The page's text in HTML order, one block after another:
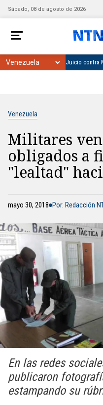
Sábado, 08 de agosto de 2026
Juicio contra
Venezuela
Militares
obligados a
"lealtad"
mayo 30, 2018 Por: Redacción
En las redes
publicaron
estampando su